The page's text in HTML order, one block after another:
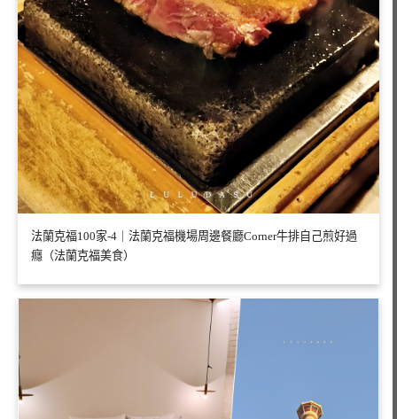
法蘭克福100家-4｜法蘭克福機場周邊餐廳Corner牛排自己煎好過
癮（法蘭克福美食）